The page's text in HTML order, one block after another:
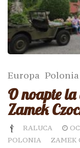
Europa Polonia
O noapte
Zamek
RALUCA
POLONIA
ZAMEK